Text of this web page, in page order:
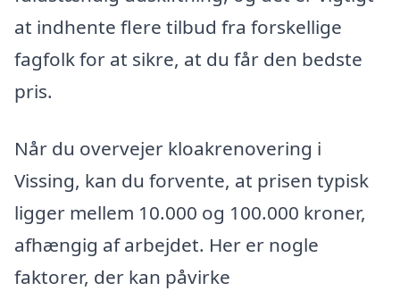
at indhente flere tilbud fra forskellige
fagfolk for at sikre, at du får den bedste
pris.
Når du overvejer kloakrenovering i
Vissing, kan du forvente, at prisen typisk
ligger mellem 10.000 og 100.000 kroner,
afhængig af arbejdet. Her er nogle
faktorer, der kan påvirke